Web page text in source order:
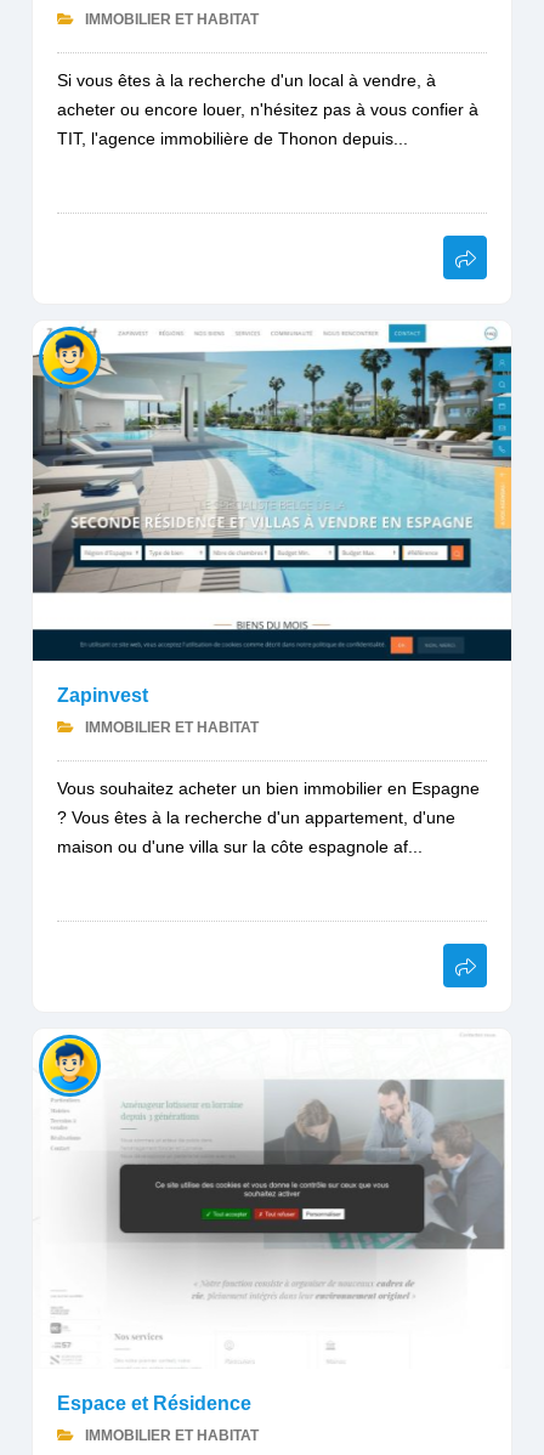
IMMOBILIER ET HABITAT
Si vous êtes à la recherche d'un local à vendre, à
acheter ou encore louer, n'hésitez pas à vous confier à
TIT, l'agence immobilière de Thonon depuis...
Zapinvest
IMMOBILIER ET HABITAT
Vous souhaitez acheter un bien immobilier en Espagne
? Vous êtes à la recherche d'un appartement, d'une
maison ou d'une villa sur la côte espagnole af...
Espace et Résidence
IMMOBILIER ET HABITAT